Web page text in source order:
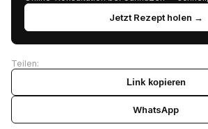
Jetzt Rezept holen →
Teilen:
Link kopieren
WhatsApp